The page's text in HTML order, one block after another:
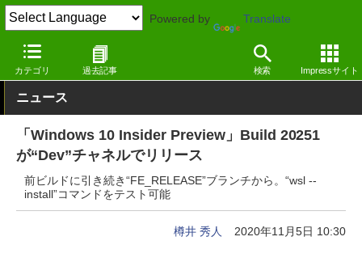
Powered by Translate
カテゴリ 過去記事 検索 Impressサイト
窓の杜 システム・ファイル Windows
ニュース
「Windows 10 Insider Preview」Build 20251
が“Dev”チャネルでリリース
前ビルドに引き続き“FE_RELEASE”ブランチから。“wsl --
install”コマンドをテスト可能
樽井 秀人 2020年11月5日 10:30